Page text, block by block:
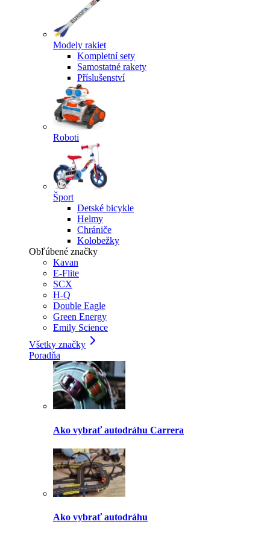
Modely rakiet
Kompletní sety
Samostatné rakety
Příslušenství
Roboti
Šport
Detské bicykle
Helmy
Chrániče
Kolobežky
Obľúbené značky
Kavan
E-Flite
SCX
H-Q
Double Eagle
Green Energy
Emily Science
Všetky značky
Poradňa
Ako vybrať autodráhu Carrera
Ako vybrať autodráhu